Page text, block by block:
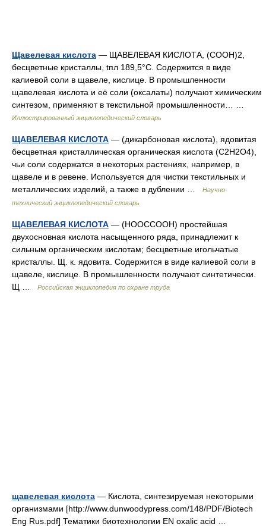
Щавелевая кислота — ЩАВЕЛЕВАЯ КИСЛОТА, (COOH)2,
бесцветные кристаллы, tпл 189,5°C. Содержится в виде
калиевой соли в щавеле, кислице. В промышленности
щавелевая кислота и её соли (оксалаты) получают химическим
синтезом, применяют в текстильной промышленности… …
Иллюстрированный энциклопедический словарь
ЩАВЕЛЕВАЯ КИСЛОТА — (дикарбоновая кислота), ядовитая
бесцветная кристаллическая органическая кислота (С2Н2О4),
чьи соли содержатся в некоторых растениях, например, в
щавеле и в ревене. Используется для чистки текстильных и
металлических изделий, а также в дублении …
Научно-
технический энциклопедический словарь
ЩАВЕЛЕВАЯ КИСЛОТА — (HOOCCOOH) простейшая
двухосновная кислота насыщенного ряда, принадлежит к
сильным органическим кислотам; бесцветные игольчатые
кристаллы. Щ. к. ядовита. Содержится в виде калиевой соли в
щавеле, кислице. В промышленности получают синтетически.
Щ …
Российская энциклопедия по охране труда
щавелевая кислота — Кислота, синтезируемая некоторыми
организмами [http://www.dunwoodypress.com/148/PDF/Biotech
Eng Rus.pdf] Тематики биотехнологии EN oxalic acid …